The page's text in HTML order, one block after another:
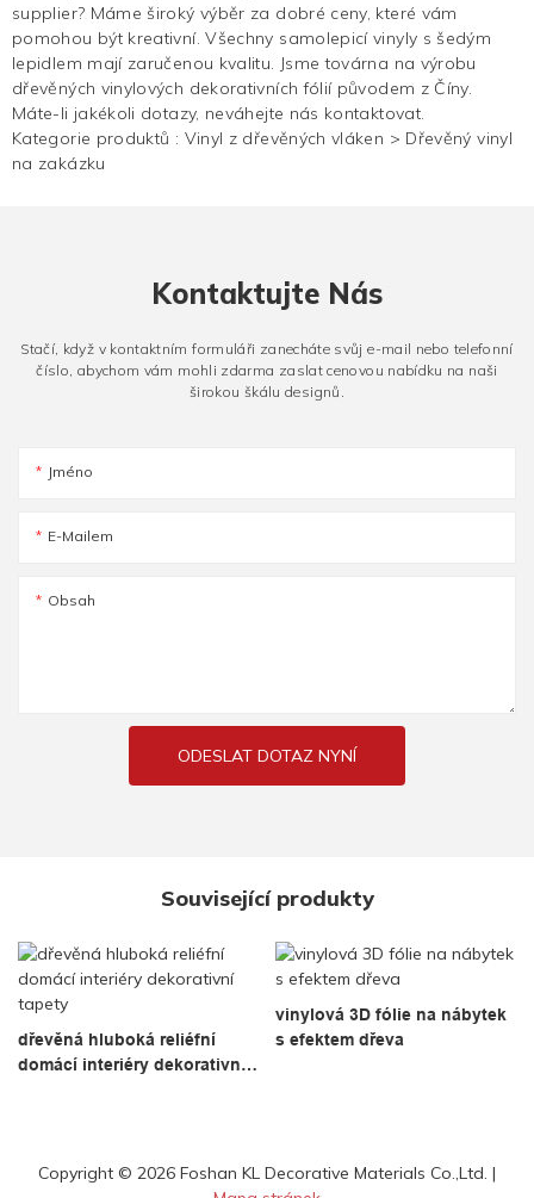
supplier? Máme široký výběr za dobré ceny, které vám
pomohou být kreativní. Všechny samolepicí vinyly s šedým
lepidlem mají zaručenou kvalitu. Jsme továrna na výrobu
dřevěných vinylových dekorativních fólií původem z Číny.
Máte-li jakékoli dotazy, neváhejte nás kontaktovat.
Kategorie produktů : Vinyl z dřevěných vláken > Dřevěný vinyl
na zakázku
Kontaktujte Nás
Stačí, když v kontaktním formuláři zanecháte svůj e-mail nebo telefonní
číslo, abychom vám mohli zdarma zaslat cenovou nabídku na naši
širokou škálu designů.
Jméno
E-Mailem
Obsah
ODESLAT DOTAZ NYNÍ
Související produkty
dřevěná hluboká reliéfní
domácí interiéry dekorativní
vinylová 3D fólie na nábytek
s efektem dřeva
Copyright © 2026 Foshan KL Decorative Materials Co.,Ltd. |